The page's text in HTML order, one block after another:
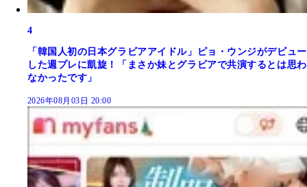
4
「韓国人初の日本グラビアアイドル」ピョ・ウンジがデビュー
した週プレに凱旋！「まさか妹とグラビアで共演するとは思わ
なかったです」
2026年08月03日 20:00